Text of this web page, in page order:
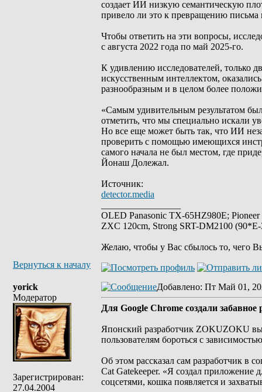
создает ИИ низкую семантическую
привело ли это к превращению письма
Чтобы ответить на эти вопросы,
с августа 2022 года по май 2025-го.
К удивлению исследователей, только
искусственным интеллектом,
разнообразным и в целом более
«Самым удивительным результатом
отметить, что мы специально искали
Но все еще может быть так, что ИИ
проверить с помощью имеющихся
самого начала не был местом, где
Йонаш Долежал.
Источник:
detector.media
OLED Panasonic TX-65HZ980E;
ZXC 120cm, Strong SRT-DM2100
Желаю, чтобы у Вас сбылось то, чего
Вернуться к началу
yorick
Модератор
Зарегистрирован:
27.04.2004
Добавлено: Пт Май 01,
Для Google Chrome создали забавное
Японский разработчик ZOKUZOKU
пользователям бороться с
Об этом рассказал сам разработчик в
Cat Gatekeeper. «Я создал приложение
соцсетями, кошка появляется и